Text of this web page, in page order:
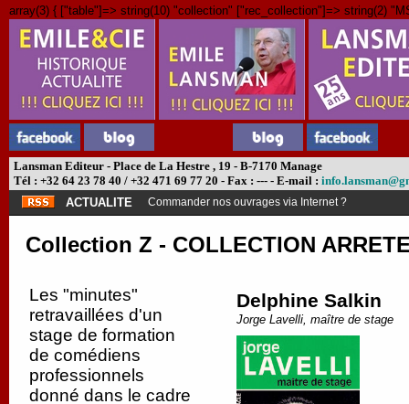
array(3) { ["table"]=> string(10) "collection" ["rec_collection"]=> string(2)
Lansman Editeur - Place de La Hestre , 19 - B-7170 Manage
Tél : +32 64 23 78 40 / +32 471 69 77 20 - Fax : --- - E-mail :
ACTUALITE
Abonnement théâtre ?
Collection Z - COLLECTION
Les "minutes"
retravaillées d'un
stage de formation
de comédiens
professionnels
donné dans le cadre
Delphine Salkin
Jorge Lavelli, maître de stage